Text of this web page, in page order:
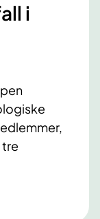
i
tre